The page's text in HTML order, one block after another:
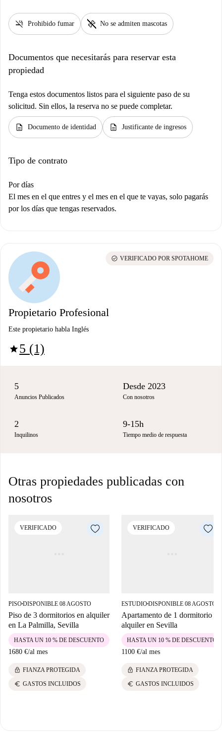
smoke_free Prohibido fumar pet_supplies No se admiten mascotas
Documentos que necesitarás para reservar esta
propiedad
Tenga estos documentos listos para el siguiente paso de su
solicitud. Sin ellos, la reserva no se puede completar.
description Documento de identidad description Justificante de ingresos
Tipo de contrato
Por días
El mes en el que entres y el mes en el que te vayas, solo pagarás
por los días que tengas reservados.
Propietario Profesional
Este propietario habla Inglés
star5 (1)
check_circle VERIFICADO POR SPOTAHOME
5
Anuncios Publicados
Desde 2023
Con nosotros
2
Inquilinos
9-15h
Tiempo medio de respuesta
Otras propiedades publicadas con
nosotros
VERIFICADO
PISO■DISPONIBLE 08 AGOSTO
Piso de 3 dormitorios en alquiler
en La Palmilla, Sevilla
1680 €/al mes
HASTA UN 10 % DE DESCUENTO
lock FIANZA PROTEGIDA
euro GASTOS INCLUIDOS
VERIFICADO
ESTUDIO■DISPONIBLE 08 AGOSTO
Apartamento de 1 dormitorio en
alquiler en Sevilla
1100 €/al mes
HASTA UN 10 % DE DESCUENTO
lock FIANZA PROTEGIDA
euro GASTOS INCLUIDOS